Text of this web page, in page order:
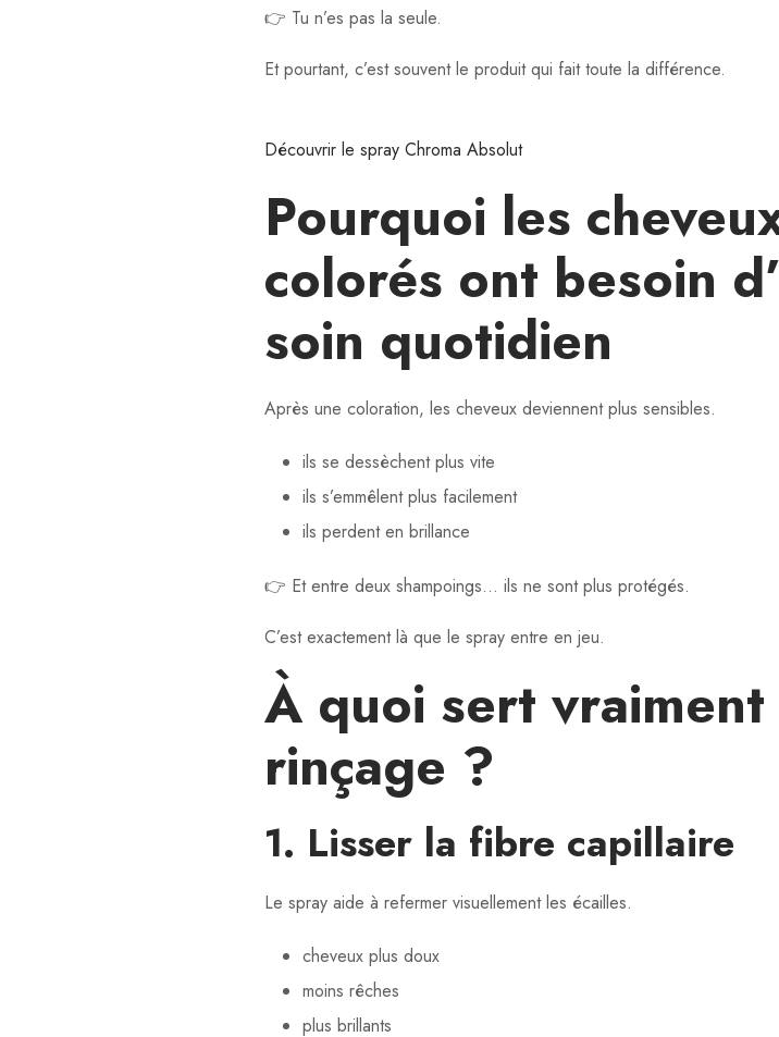
👉 Tu n’es pas la seule.
Et pourtant, c’est souvent le produit qui fait toute la différence.
Découvrir le spray Chroma Absolut
Pourquoi les
colorés ont besoin
soin quotidien
Après une coloration, les cheveux deviennent plus sensibles.
ils se dessèchent plus vite
ils s’emmêlent plus facilement
ils perdent en brillance
👉 Et entre deux shampoings… ils ne sont plus protégés.
C’est exactement là que le spray entre en jeu.
À quoi sert vraiment
rinçage ?
1. Lisser la fibre capillaire
Le spray aide à refermer visuellement les écailles.
cheveux plus doux
moins rêches
plus brillants